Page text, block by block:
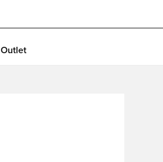
Outlet